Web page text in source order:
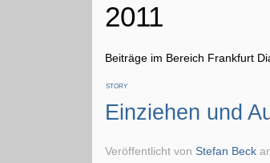
2011
Beiträge im Bereich Frankfurt
STORY
Einziehen und
Veröffentlicht vonStefan Beck